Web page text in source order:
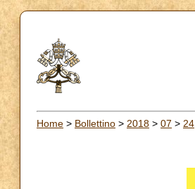
Home > Bollettino > 2018 > 07 > 24